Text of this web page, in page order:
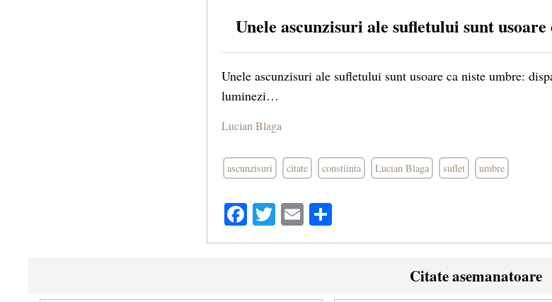
Unele ascunzisuri ale sufletului sunt
Unele ascunzisuri ale sufletului sunt usoare ca niste umbre:
luminezi…
Lucian Blaga
ascunzisuri citate constiinta Lucian Blaga suflet umbre
Facebook
Twitter
Email
Citate asemanatoare